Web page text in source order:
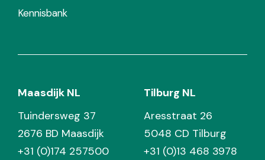
Kennisbank
Maasdijk NL
Tuindersweg 37
2676 BD Maasdijk
+31 (0)174 257500
Tilburg NL
Aresstraat 26
5048 CD Tilburg
+31 (0)13 468 3978